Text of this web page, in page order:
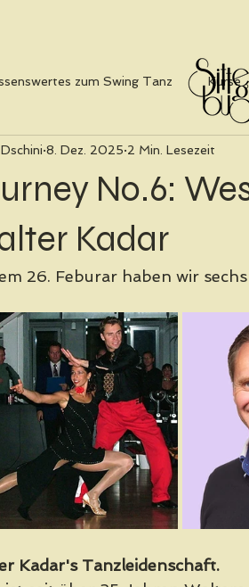
zum Swing Tanz Kurse
No.6:
Kadar
Dschini 8. Dez. 2025 2 Min. Lesezeit
26. Feburar haben wir
Kadar's Tanzleidenschaft.